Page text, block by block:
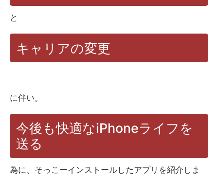
と
キャリアの変更
に伴い。
今後も快適なiPhoneライフを
送る
為に、そっこーインストールしたアプリを紹介しま